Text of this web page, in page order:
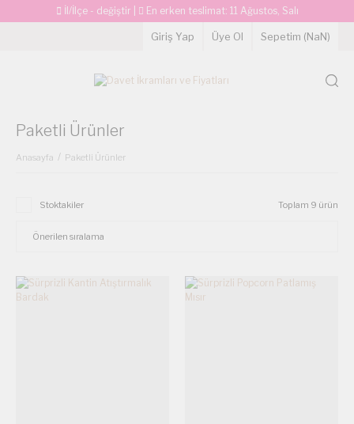
İl/İlçe - değiştir En erken teslimat: 11 Ağustos, Salı
Giriş Yap Üye Ol Sepetim (NaN)
Paketli Ürünler
Anasayfa Paketli Ürünler
Stoktakiler Toplam 9 ürün